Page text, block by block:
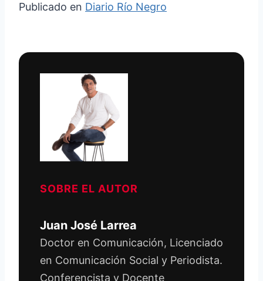
Publicado en Diario Río Negro
SOBRE EL AUTOR
Juan José Larrea
Doctor en Comunicación, Licenciado
en Comunicación Social y Periodista.
Conferencista y Docente